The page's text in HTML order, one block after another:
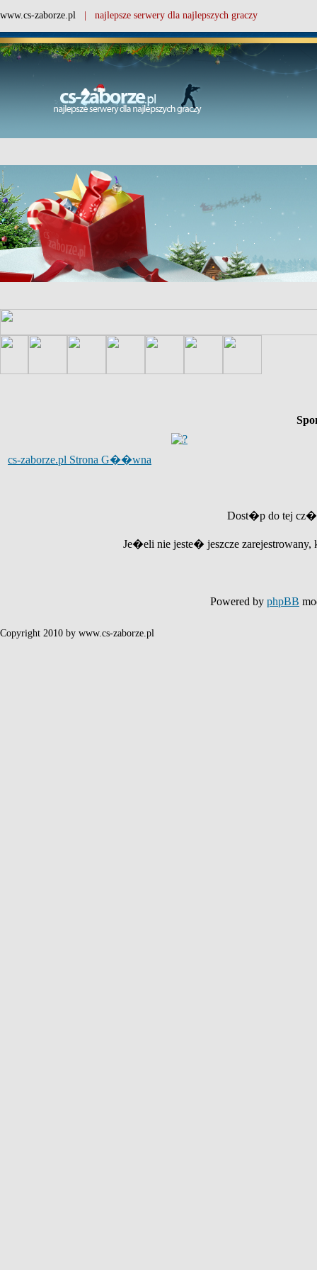
www.cs-zaborze.pl | najlepsze serwery dla najlepszych graczy
cs-zaborze.pl Strona G��wna
Dost�p do tej
Je�eli nie jeste� jeszcze
Powered by phpBB
Copyright 2010 by www.cs-zaborze.pl